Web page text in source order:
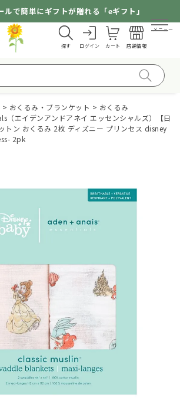
ルで簡単にギフトが贈れる「eギフト」
探す ログイン カート 店舗情報
メニュー
おくるみ・ブランケット
おくるみ
（エイデンアンドアネイ エッセンシャルズ）【日
トン おくるみ 2枚 ディズニー プリンセス disney
2pk